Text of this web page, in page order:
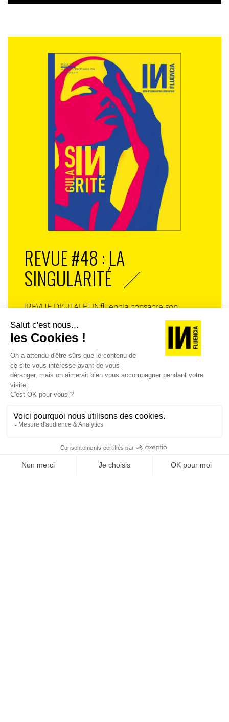
REVUE #48 : LA
SINGULARITÉ
[REVUE DIGITALE] INfluencia consacre son
prochain numéro à une question devenue
centrale dans l’économie contemporaine : Qu’est-
ce que la singularité à l’heure de la
standardisation généralisée ? Ce numéro explore
la singularité là où elle est la plus mise à l’épreuve
: dans l’entreprise, dans la marque, dans les
organisations, dans les choix de gouvernance,
J'ACHÈTE LE NUMÉRO